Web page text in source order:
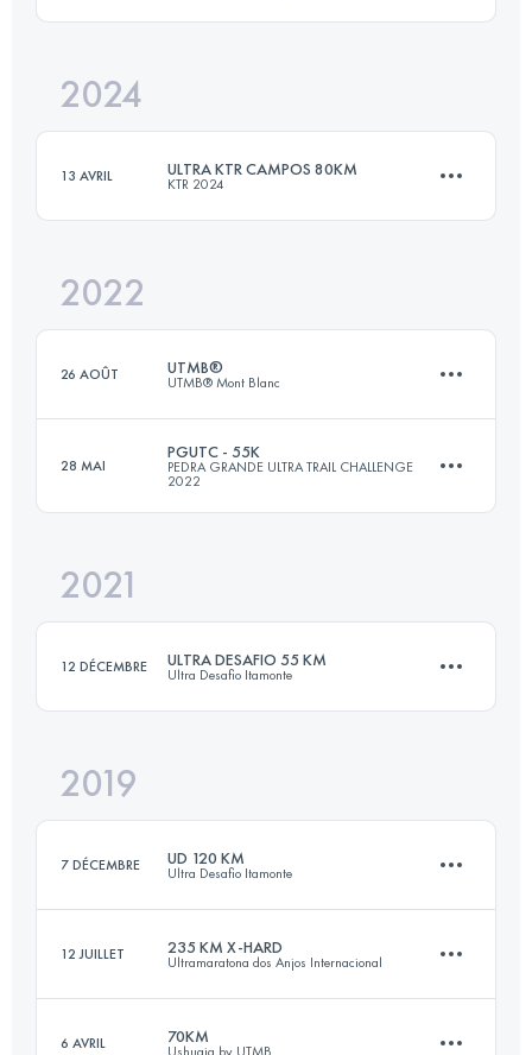
Connectez-vous pour voir l'UTMB Index
Connectez-vous pour voir l'UTMB Index
2024
13 AVRIL ULTRA KTR CAMPOS 80KM
KTR 2024
Connectez-vous pour voir l'UTMB Index
2022
26 AOÛT UTMB®
UTMB® Mont Blanc
170.3 KM
28 MAI
PGUTC - 55K
PEDRA GRANDE ULTRA TRAIL CHALLENGE
2022
Connectez-vous pour voir l'UTMB Index
2021
12 DÉCEMBRE ULTRA DESAFIO 55 KM
Ultra Desafio Itamonte
Connectez-vous pour voir l'UTMB Index
2019
7 DÉCEMBRE UD 120 KM
Ultra Desafio Itamonte
12 JUILLET 235 KM X-HARD
Ultramaratona dos Anjos Internacional
6 AVRIL 70KM
Ushuaia by UTMB